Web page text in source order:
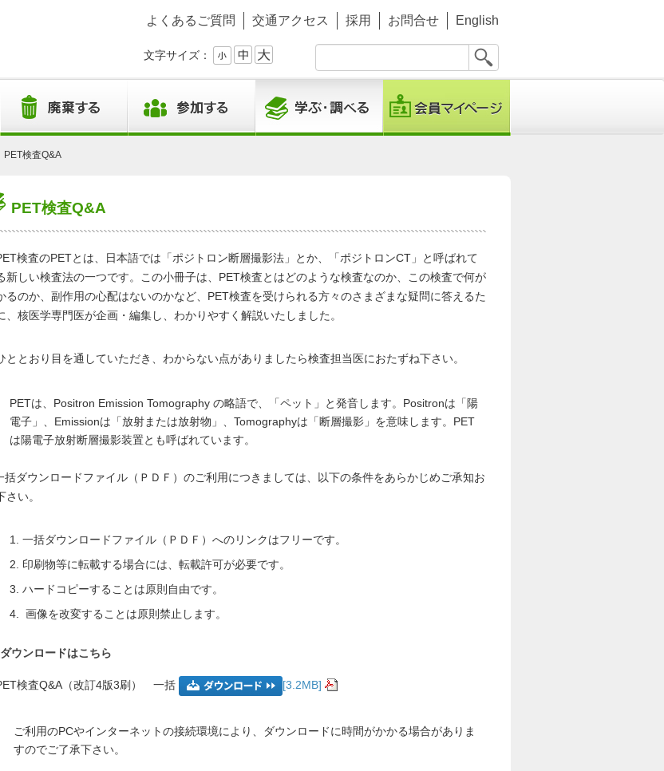
よくあるご質問 交通アクセス 採用 お問合せ English
文字サイズ：
PET検査Q&A
PET検査Q&A
検査のPETとは、日本語では「ポジトロン断層撮影法」とか、「ポジトロンCT」と呼ばれて
新しい検査法の一つです。この小冊子は、PET検査とはどのような検査なのか、この検査で何が
るのか、副作用の心配はないのかなど、PET検査を受けられる方々のさまざまな疑問に答えるた
、核医学専門医が企画・編集し、わかりやすく解説いたしました。
とおり目を通していただき、わからない点がありましたら検査担当医におたずね下さい。
PETは、Positron Emission Tomography の略語で、「ペット」と発音します。Positronは「陽
電子」、Emissionは「放射または放射物」、Tomographyは「断層撮影」を意味します。PET
は陽電子放射断層撮影装置とも呼ばれています。
括ダウンロードファイル（ＰＤＦ）のご利用につきましては、以下の条件をあらかじめご承知お
さい。
一括ダウンロードファイル（ＰＤＦ）へのリンクはフリーです。
印刷物等に転載する場合には、転載許可が必要です。
ハードコピーすることは原則自由です。
画像を改変することは原則禁止します。
ダウンロードはこちら
検査Q&A（改訂4版3刷） 一括 [3.2MB]
ご利用のPCやインターネットの接続環境により、ダウンロードに時間がかかる場合がありま
すのでご了承下さい。